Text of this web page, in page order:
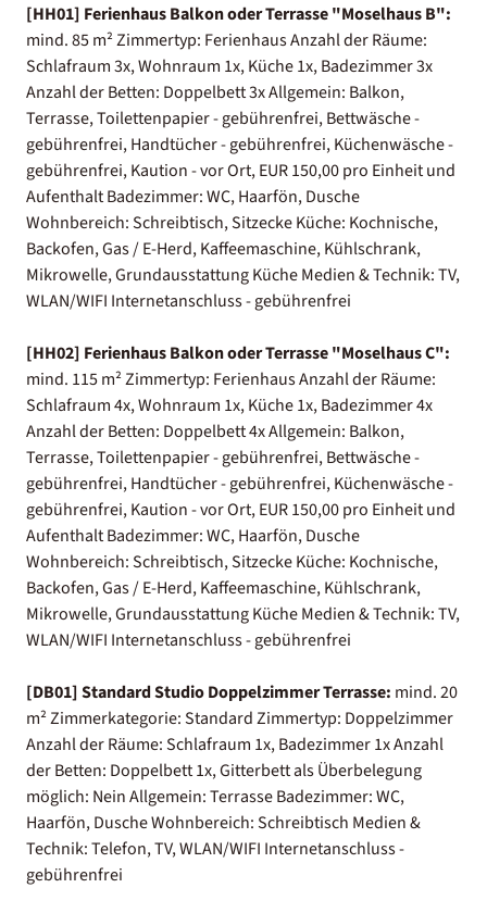
[HH01] Ferienhaus Balkon oder Terrasse "Moselhaus B":
mind. 85 m² Zimmertyp: Ferienhaus Anzahl der Räume:
Schlafraum 3x, Wohnraum 1x, Küche 1x, Badezimmer 3x
Anzahl der Betten: Doppelbett 3x Allgemein: Balkon,
Terrasse, Toilettenpapier - gebührenfrei, Bettwäsche -
gebührenfrei, Handtücher - gebührenfrei, Küchenwäsche -
gebührenfrei, Kaution - vor Ort, EUR 150,00 pro Einheit und
Aufenthalt Badezimmer: WC, Haarfön, Dusche
Wohnbereich: Schreibtisch, Sitzecke Küche: Kochnische,
Backofen, Gas / E-Herd, Kaffeemaschine, Kühlschrank,
Mikrowelle, Grundausstattung Küche Medien & Technik: TV,
WLAN/WIFI Internetanschluss - gebührenfrei
[HH02] Ferienhaus Balkon oder Terrasse "Moselhaus C":
mind. 115 m² Zimmertyp: Ferienhaus Anzahl der Räume:
Schlafraum 4x, Wohnraum 1x, Küche 1x, Badezimmer 4x
Anzahl der Betten: Doppelbett 4x Allgemein: Balkon,
Terrasse, Toilettenpapier - gebührenfrei, Bettwäsche -
gebührenfrei, Handtücher - gebührenfrei, Küchenwäsche -
gebührenfrei, Kaution - vor Ort, EUR 150,00 pro Einheit und
Aufenthalt Badezimmer: WC, Haarfön, Dusche
Wohnbereich: Schreibtisch, Sitzecke Küche: Kochnische,
Backofen, Gas / E-Herd, Kaffeemaschine, Kühlschrank,
Mikrowelle, Grundausstattung Küche Medien & Technik: TV,
WLAN/WIFI Internetanschluss - gebührenfrei
[DB01] Standard Studio Doppelzimmer Terrasse: mind. 20
m² Zimmerkategorie: Standard Zimmertyp: Doppelzimmer
Anzahl der Räume: Schlafraum 1x, Badezimmer 1x Anzahl
der Betten: Doppelbett 1x, Gitterbett als Überbelegung
möglich: Nein Allgemein: Terrasse Badezimmer: WC,
Haarfön, Dusche Wohnbereich: Schreibtisch Medien &
Technik: Telefon, TV, WLAN/WIFI Internetanschluss -
gebührenfrei